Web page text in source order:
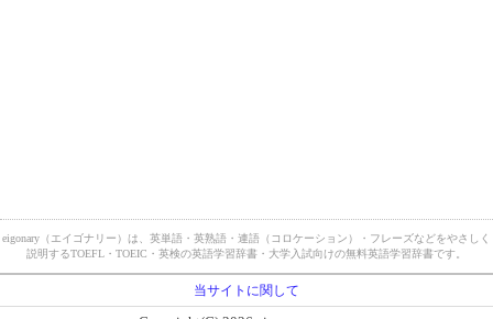
eigonary（エイゴナリー）は、英単語・英熟語・連語（コロケーション）・フレーズなどをやさしく
説明するTOEFL・TOEIC・英検の英語学習辞書・大学入試向けの無料英語学習辞書です。
当サイトに関して